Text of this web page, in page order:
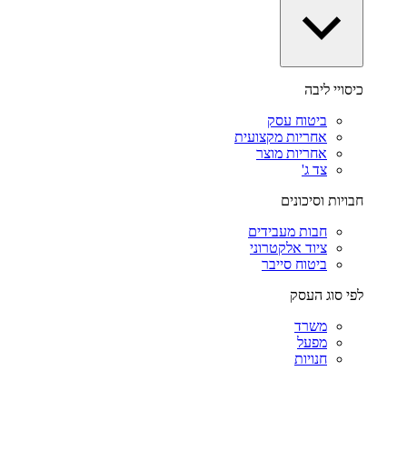
כיסויי ליבה
ביטוח עסק
אחריות מקצועית
אחריות מוצר
צד ג'
חבויות וסיכונים
חבות מעבידים
ציוד אלקטרוני
ביטוח סייבר
לפי סוג העסק
משרד
מפעל
חנויות